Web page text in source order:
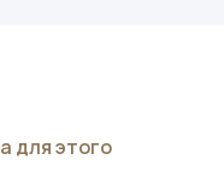
для этого